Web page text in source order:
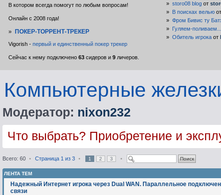
В котором всегда помогут по любым вопросам!
Онлайн с 2008 года!
»ПОКЕР-ТОРРЕНТ-ТРЕКЕР
Vigorish -первый и единственный покер трекер
Сейчас к нему подключено63 сидеров и9 личеров.
»storo08 blog от
»
В поисках велью
»Фром Бивис ту
»
Гуляем-
»Обитель игрока от
Компьютерные
Модератор: nixon232
Что выбрать? Приобретение и
Всего: 60 • Страница 1 из 3 • 1 2 3 •
ЛЕНТА ТЕМ
Надежный Интернет игрока через Dual WAN. Параллельное
связи